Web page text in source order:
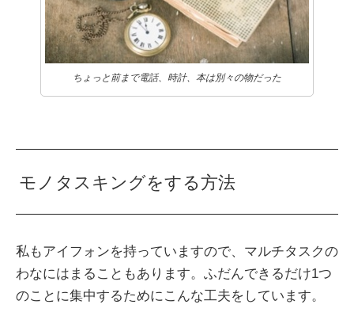
ちょっと前まで電話、時計、本は別々の物だった
モノタスキングをする方法
私もアイフォンを持っていますので、マルチタスクの
わなにはまることもあります。ふだんできるだけ1つ
のことに集中するためにこんな工夫をしています。